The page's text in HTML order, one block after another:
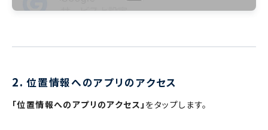
2. 位置情報へのアプリのアクセス
「位置情報へのアプリのアクセス」 をタップします。